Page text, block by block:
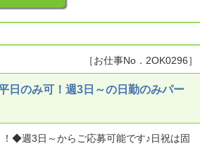
［お仕事No．2OK0296］
日のみ可！週3日～の日勤のみパー
◆週3日～からご応募可能です♪日祝は固